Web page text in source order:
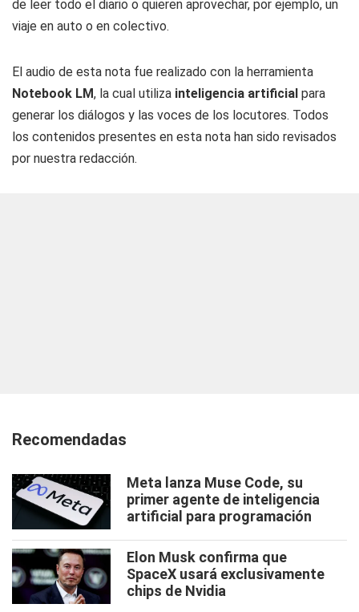
de leer todo el diario o quieren aprovechar, por ejemplo, un
viaje en auto o en colectivo.
El audio de esta nota fue realizado con la herramienta
Notebook LM, la cual utiliza inteligencia artificial para
generar los diálogos y las voces de los locutores. Todos
los contenidos presentes en esta nota han sido revisados
por nuestra redacción.
Recomendadas
Meta lanza Muse Code, su
primer agente de inteligencia
artificial para programación
Elon Musk confirma que
SpaceX usará exclusivamente
chips de Nvidia